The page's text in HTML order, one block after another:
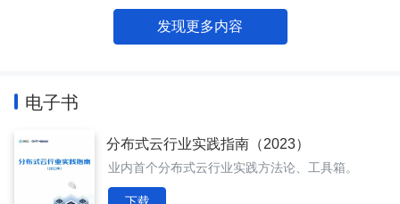
发现更多内容
电子书
分布式云行业实践指南（2023）
业内首个分布式云行业实践方法论、工具箱。